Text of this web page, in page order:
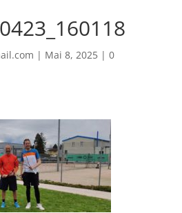
| Mai 8, 2025| 0